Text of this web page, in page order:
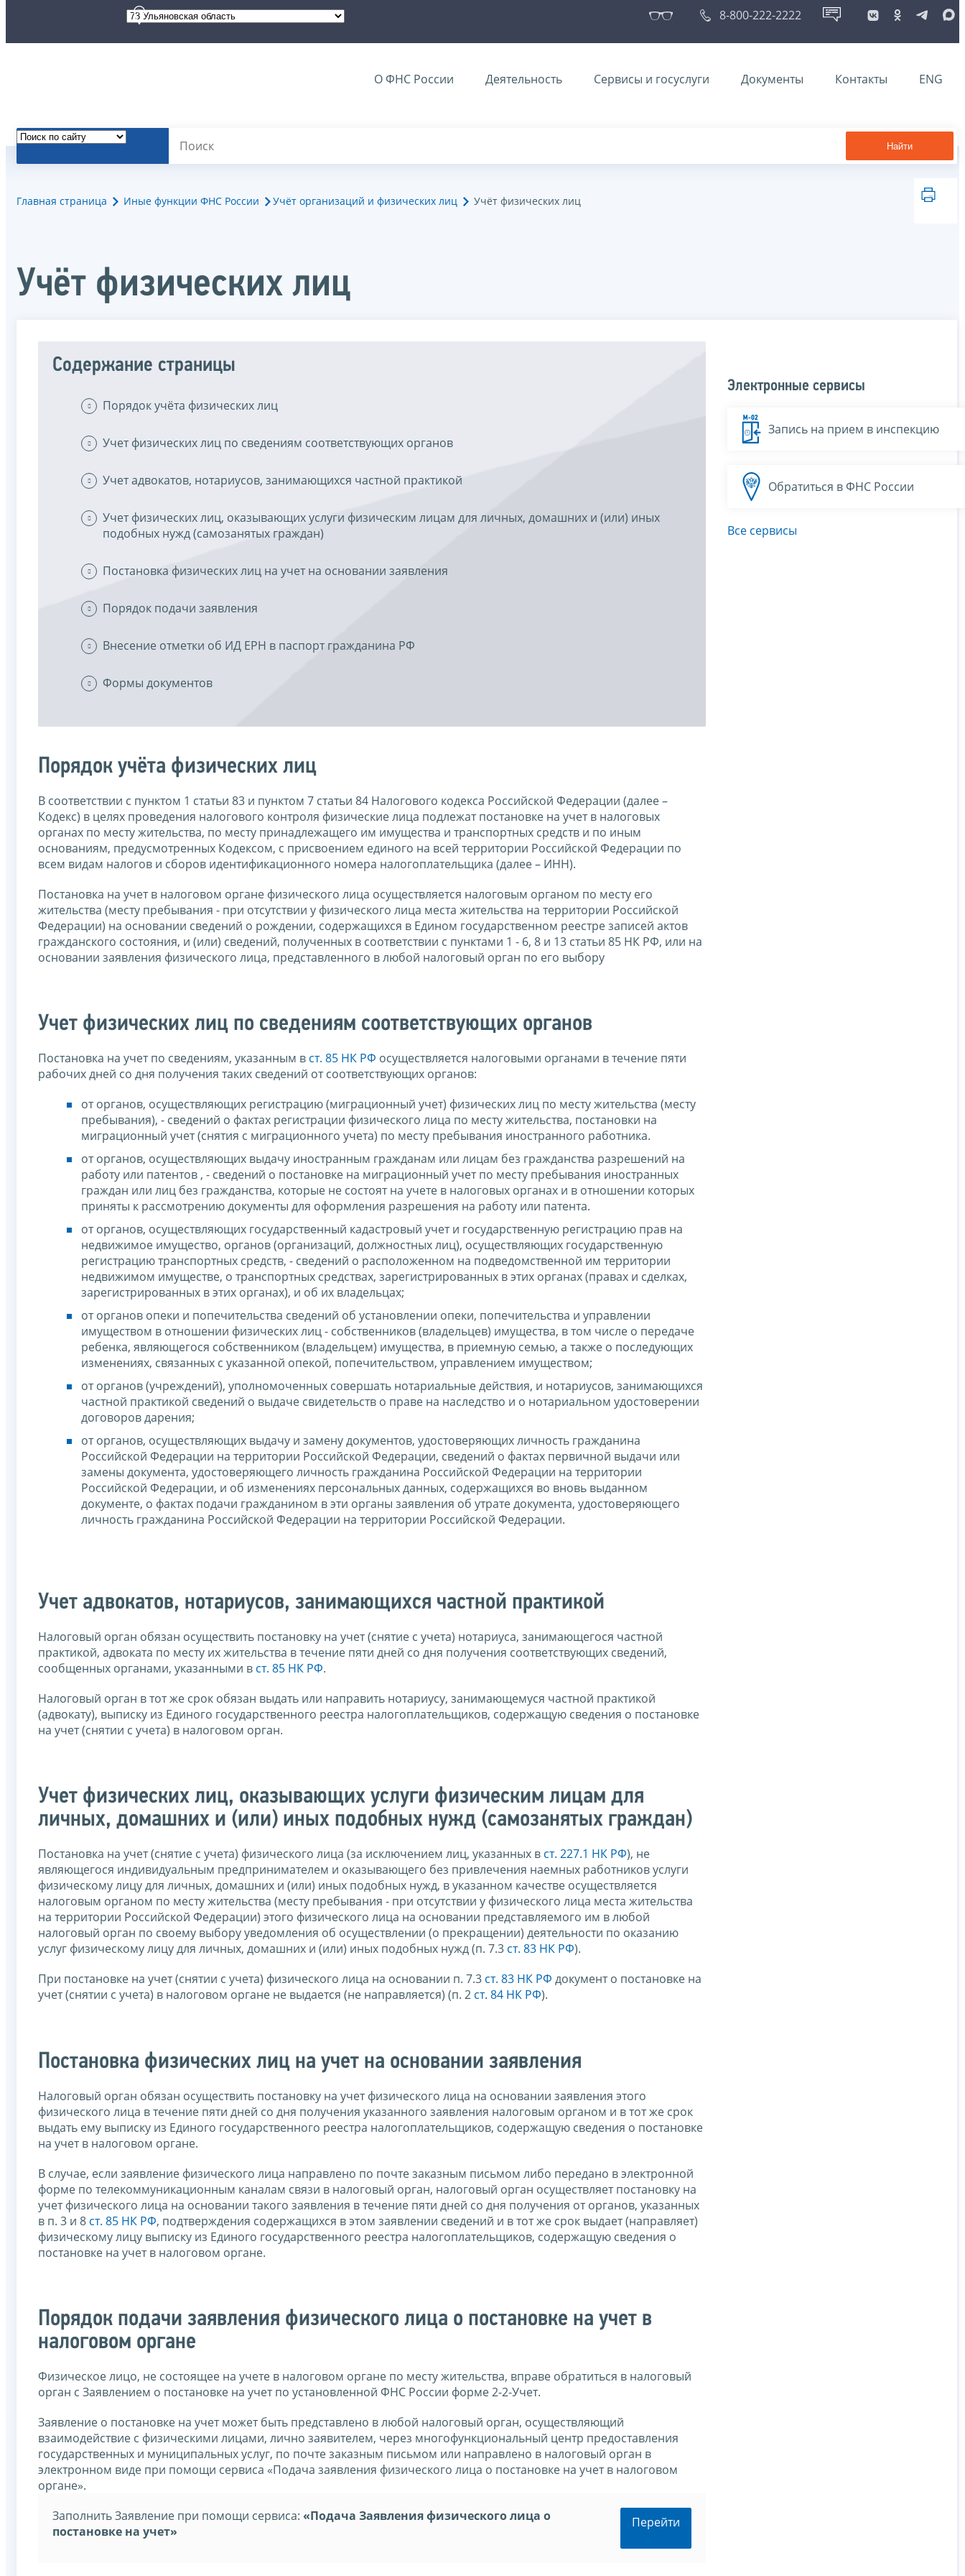
8-800-222-2222
О ФНС России Деятельность Сервисы и госуслуги Документы Контакты ENG
Найти
Главная страница Иные функции ФНС России Учёт организаций и физических лиц Учёт физических лиц
Учёт физических лиц
Содержание страницы
Порядок учёта физических лиц
Учет физических лиц по сведениям соответствующих органов
Учет адвокатов, нотариусов, занимающихся частной практикой
Учет физических лиц, оказывающих услуги физическим лицам для личных, домашних и (или) иных
подобных нужд (самозанятых граждан)
Постановка физических лиц на учет на основании заявления
Порядок подачи заявления
Внесение отметки об ИД ЕРН в паспорт гражданина РФ
Формы документов
Порядок учёта физических лиц
В соответствии с пунктом 1 статьи 83 и пунктом 7 статьи 84 Налогового кодекса Российской Федерации (далее –
Кодекс) в целях проведения налогового контроля физические лица подлежат постановке на учет в налоговых
органах по месту жительства, по месту принадлежащего им имущества и транспортных средств и по иным
основаниям, предусмотренных Кодексом, с присвоением единого на всей территории Российской Федерации по
всем видам налогов и сборов идентификационного номера налогоплательщика (далее – ИНН).
Постановка на учет в налоговом органе физического лица осуществляется налоговым органом по месту его
жительства (месту пребывания - при отсутствии у физического лица места жительства на территории Российской
Федерации) на основании сведений о рождении, содержащихся в Едином государственном реестре записей актов
гражданского состояния, и (или) сведений, полученных в соответствии с пунктами 1 - 6, 8 и 13 статьи 85 НК РФ, или на
основании заявления физического лица, представленного в любой налоговый орган по его выбору
Учет физических лиц по сведениям соответствующих органов
Постановка на учет по сведениям, указанным в ст. 85 НК РФ осуществляется налоговыми органами в течение пяти
рабочих дней со дня получения таких сведений от соответствующих органов:
от органов, осуществляющих регистрацию (миграционный учет) физических лиц по месту жительства (месту
пребывания), - сведений о фактах регистрации физического лица по месту жительства, постановки на
миграционный учет (снятия с миграционного учета) по месту пребывания иностранного работника.
от органов, осуществляющих выдачу иностранным гражданам или лицам без гражданства разрешений на
работу или патентов , - сведений о постановке на миграционный учет по месту пребывания иностранных
граждан или лиц без гражданства, которые не состоят на учете в налоговых органах и в отношении которых
приняты к рассмотрению документы для оформления разрешения на работу или патента.
от органов, осуществляющих государственный кадастровый учет и государственную регистрацию прав на
недвижимое имущество, органов (организаций, должностных лиц), осуществляющих государственную
регистрацию транспортных средств, - сведений о расположенном на подведомственной им территории
недвижимом имуществе, о транспортных средствах, зарегистрированных в этих органах (правах и сделках,
зарегистрированных в этих органах), и об их владельцах;
от органов опеки и попечительства сведений об установлении опеки, попечительства и управлении
имуществом в отношении физических лиц - собственников (владельцев) имущества, в том числе о передаче
ребенка, являющегося собственником (владельцем) имущества, в приемную семью, а также о последующих
изменениях, связанных с указанной опекой, попечительством, управлением имуществом;
от органов (учреждений), уполномоченных совершать нотариальные действия, и нотариусов, занимающихся
частной практикой сведений о выдаче свидетельств о праве на наследство и о нотариальном удостоверении
договоров дарения;
от органов, осуществляющих выдачу и замену документов, удостоверяющих личность гражданина
Российской Федерации на территории Российской Федерации, сведений о фактах первичной выдачи или
замены документа, удостоверяющего личность гражданина Российской Федерации на территории
Российской Федерации, и об изменениях персональных данных, содержащихся во вновь выданном
документе, о фактах подачи гражданином в эти органы заявления об утрате документа, удостоверяющего
личность гражданина Российской Федерации на территории Российской Федерации.
Учет адвокатов, нотариусов, занимающихся частной практикой
Налоговый орган обязан осуществить постановку на учет (снятие с учета) нотариуса, занимающегося частной
практикой, адвоката по месту их жительства в течение пяти дней со дня получения соответствующих сведений,
сообщенных органами, указанными в ст. 85 НК РФ.
Налоговый орган в тот же срок обязан выдать или направить нотариусу, занимающемуся частной практикой
(адвокату), выписку из Единого государственного реестра налогоплательщиков, содержащую сведения о постановке
на учет (снятии с учета) в налоговом орган.
Учет физических лиц, оказывающих услуги физическим лицам для
личных, домашних и (или) иных подобных нужд (самозанятых граждан)
Постановка на учет (снятие с учета) физического лица (за исключением лиц, указанных в ст. 227.1 НК РФ), не
являющегося индивидуальным предпринимателем и оказывающего без привлечения наемных работников услуги
физическому лицу для личных, домашних и (или) иных подобных нужд, в указанном качестве осуществляется
налоговым органом по месту жительства (месту пребывания - при отсутствии у физического лица места жительства
на территории Российской Федерации) этого физического лица на основании представляемого им в любой
налоговый орган по своему выбору уведомления об осуществлении (о прекращении) деятельности по оказанию
услуг физическому лицу для личных, домашних и (или) иных подобных нужд (п. 7.3 ст. 83 НК РФ).
При постановке на учет (снятии с учета) физического лица на основании п. 7.3 ст. 83 НК РФ документ о постановке на
учет (снятии с учета) в налоговом органе не выдается (не направляется) (п. 2 ст. 84 НК РФ).
Постановка физических лиц на учет на основании заявления
Налоговый орган обязан осуществить постановку на учет физического лица на основании заявления этого
физического лица в течение пяти дней со дня получения указанного заявления налоговым органом и в тот же срок
выдать ему выписку из Единого государственного реестра налогоплательщиков, содержащую сведения о постановке
на учет в налоговом органе.
В случае, если заявление физического лица направлено по почте заказным письмом либо передано в электронной
форме по телекоммуникационным каналам связи в налоговый орган, налоговый орган осуществляет постановку на
учет физического лица на основании такого заявления в течение пяти дней со дня получения от органов, указанных
в п. 3 и 8 ст. 85 НК РФ, подтверждения содержащихся в этом заявлении сведений и в тот же срок выдает (направляет)
физическому лицу выписку из Единого государственного реестра налогоплательщиков, содержащую сведения о
постановке на учет в налоговом органе.
Порядок подачи заявления физического лица о постановке на учет в
налоговом органе
Физическое лицо, не состоящее на учете в налоговом органе по месту жительства, вправе обратиться в налоговый
орган с Заявлением о постановке на учет по установленной ФНС России форме 2-2-Учет.
Заявление о постановке на учет может быть представлено в любой налоговый орган, осуществляющий
взаимодействие с физическими лицами, лично заявителем, через многофункциональный центр предоставления
государственных и муниципальных услуг, по почте заказным письмом или направлено в налоговый орган в
электронном виде при помощи сервиса «Подача заявления физического лица о постановке на учет в налоговом
органе».
Перейти
Заполнить Заявление при помощи сервиса: «Подача Заявления физического лица о
постановке на учет»
Электронные сервисы
Запись на прием в инспекцию
Обратиться в ФНС России
Все сервисы